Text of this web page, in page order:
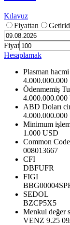
Kılavuz
Fiyattan
Fiyat
Hesaplamak
Plasman hacmi
4.000.000.000
Ödenmemiş
4.000.000.000
ABD Doları
4.000.000.000
Minimum
1.000 USD
Common Code
008013667
CFI
DBFUFR
FIGI
SEDOL
BZCP5X5
Menkul değer
VENZ 9.25